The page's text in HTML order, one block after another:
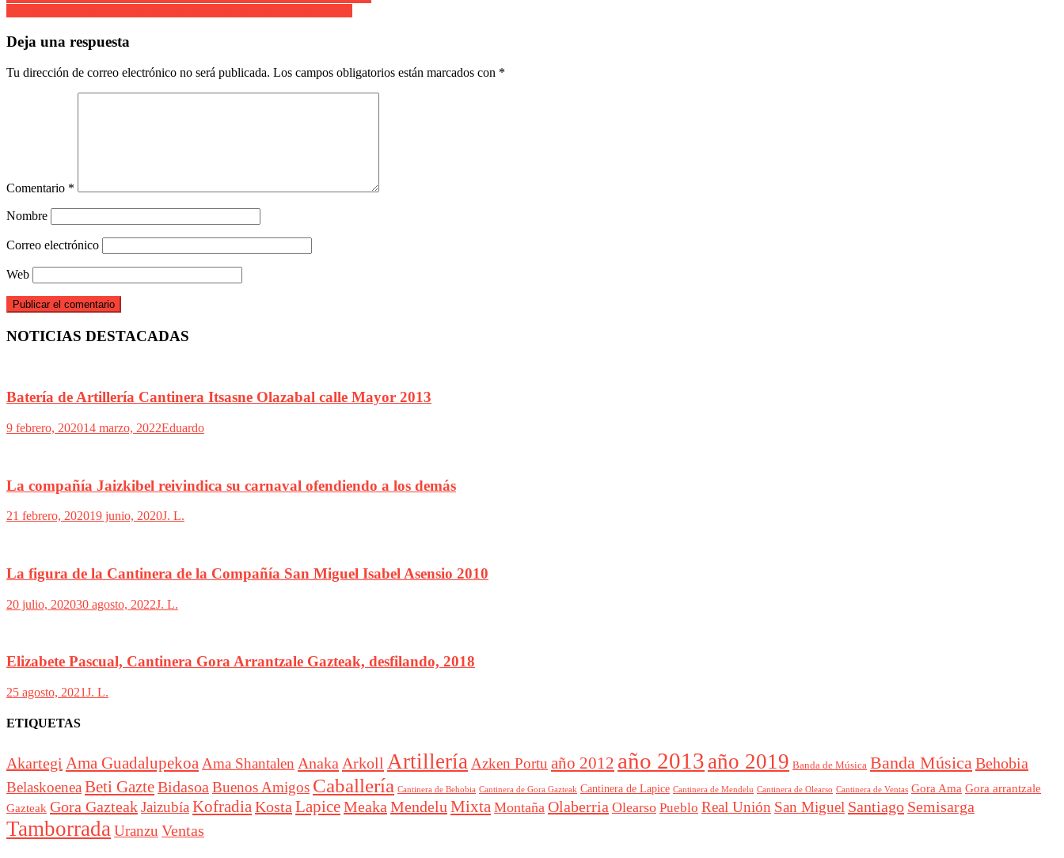
de
entradas
Deja una respuesta
Tu dirección de correo electrónico no será publicada. Los campos obligatorios están marcados con *
Comentario *
Nombre
Correo electrónico
Web
NOTICIAS DESTACADAS
Batería de Artillería Cantinera Itsasne Olazabal calle Mayor 2013
9 febrero, 202014 marzo, 2022Eduardo
La compañía Jaizkibel reivindica su carnaval ofendiendo a los demás
21 febrero, 202019 junio, 2020J. L.
La figura de la Cantinera de la Compañía San Miguel Isabel Asensio 2010
20 julio, 202030 agosto, 2022J. L.
Elizabete Pascual, Cantinera Gora Arrantzale Gazteak, desfilando, 2018
25 agosto, 2021J. L.
ETIQUETAS
Akartegi Ama Guadalupekoa Ama Shantalen Anaka Arkoll Artillería Azken Portu año 2012 año 2013 año 2019 Banda de Música Banda Música Behobia
Belaskoenea Beti GazteBidasoa Buenos Amigos Caballería Cantinera de Behobia Cantinera de Gora Gazteak Cantinera de Lapice Cantinera de Mendelu Cantinera de Olearso Cantinera de Ventas Gora Ama Gora arrantzale
Gazteak Gora GazteakJaizubía Kofradia Kosta LapiceMeaka Mendelu Mixta Montaña Olaberria Olearso Pueblo Real Unión San Miguel Santiago Semisarga
Tamborrada Uranzu Ventas